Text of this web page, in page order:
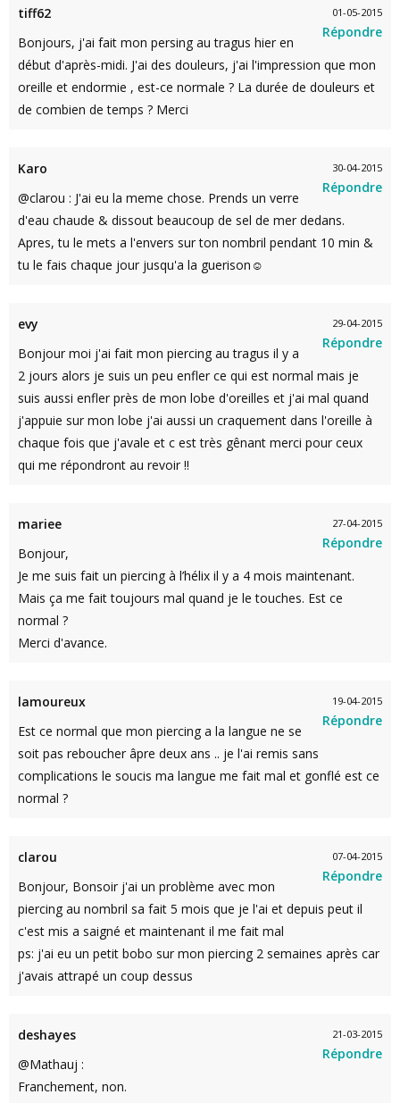
01-05-2015
Répondre
tiff62
Bonjours, j'ai fait mon persing au tragus hier en
début d'après-midi. J'ai des douleurs, j'ai l'impression que mon
oreille et endormie , est-ce normale ? La durée de douleurs et
de combien de temps ? Merci
30-04-2015
Répondre
Karo
@clarou : J'ai eu la meme chose. Prends un verre
d'eau chaude & dissout beaucoup de sel de mer dedans.
Apres, tu le mets a l'envers sur ton nombril pendant 10 min &
tu le fais chaque jour jusqu'a la guerison☺
29-04-2015
Répondre
evy
Bonjour moi j'ai fait mon piercing au tragus il y a
2 jours alors je suis un peu enfler ce qui est normal mais je
suis aussi enfler près de mon lobe d'oreilles et j'ai mal quand
j'appuie sur mon lobe j'ai aussi un craquement dans l'oreille à
chaque fois que j'avale et c est très gênant merci pour ceux
qui me répondront au revoir !!
27-04-2015
Répondre
mariee
Bonjour,
Je me suis fait un piercing à l’hélix il y a 4 mois maintenant.
Mais ça me fait toujours mal quand je le touches. Est ce
normal ?
Merci d'avance.
19-04-2015
Répondre
lamoureux
Est ce normal que mon piercing a la langue ne se
soit pas reboucher âpre deux ans .. je l'ai remis sans
complications le soucis ma langue me fait mal et gonflé est ce
normal ?
07-04-2015
Répondre
clarou
Bonjour, Bonsoir j'ai un problème avec mon
piercing au nombril sa fait 5 mois que je l'ai et depuis peut il
c'est mis a saigné et maintenant il me fait mal
ps: j'ai eu un petit bobo sur mon piercing 2 semaines après car
j'avais attrapé un coup dessus
21-03-2015
Répondre
deshayes
@Mathauj :
Franchement, non.